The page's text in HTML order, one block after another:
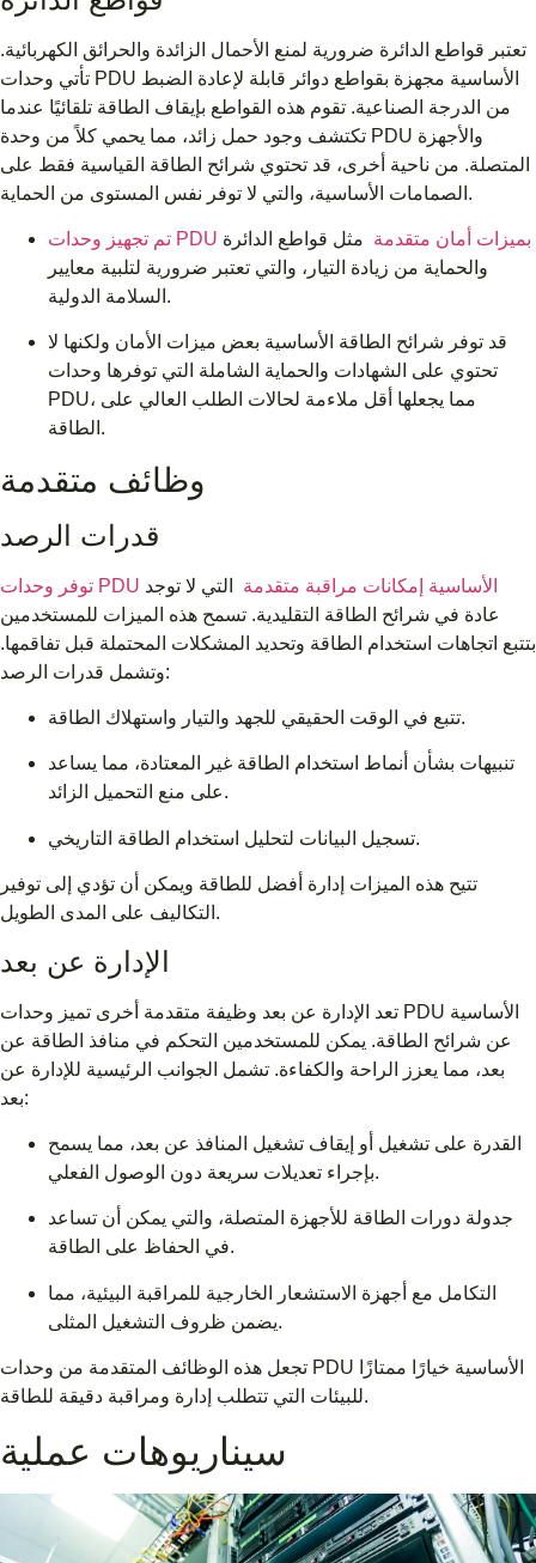
تعتبر قواطع الدائرة ضرورية لمنع الأحمال الزائدة والحرائق الكهربائية.
تأتي وحدات PDU الأساسية مجهزة بقواطع دوائر قابلة لإعادة الضبط
من الدرجة الصناعية. تقوم هذه القواطع بإيقاف الطاقة تلقائيًا عندما
تكتشف وجود حمل زائد، مما يحمي كلاً من وحدة PDU والأجهزة
المتصلة. من ناحية أخرى، قد تحتوي شرائح الطاقة القياسية فقط على
الصمامات الأساسية، والتي لا توفر نفس المستوى من الحماية.
تم تجهيز وحدات PDU بميزات أمان متقدمة مثل قواطع الدائرة
والحماية من زيادة التيار، والتي تعتبر ضرورية لتلبية معايير
السلامة الدولية.
قد توفر شرائح الطاقة الأساسية بعض ميزات الأمان ولكنها لا
تحتوي على الشهادات والحماية الشاملة التي توفرها وحدات
PDU، مما يجعلها أقل ملاءمة لحالات الطلب العالي على
الطاقة.
وظائف متقدمة
قدرات الرصد
توفر وحدات PDU الأساسية إمكانات مراقبة متقدمة
التي لا توجد
عادة في شرائح الطاقة التقليدية. تسمح هذه الميزات للمستخدمين
بتتبع اتجاهات استخدام الطاقة وتحديد المشكلات المحتملة قبل تفاقمها.
وتشمل قدرات الرصد:
تتبع في الوقت الحقيقي للجهد والتيار واستهلاك الطاقة.
تنبيهات بشأن أنماط استخدام الطاقة غير المعتادة، مما يساعد
على منع التحميل الزائد.
تسجيل البيانات لتحليل استخدام الطاقة التاريخي.
تتيح هذه الميزات إدارة أفضل للطاقة ويمكن أن تؤدي إلى توفير
التكاليف على المدى الطويل.
الإدارة عن بعد
تعد الإدارة عن بعد وظيفة متقدمة أخرى تميز وحدات PDU الأساسية
عن شرائح الطاقة. يمكن للمستخدمين التحكم في منافذ الطاقة عن
بعد، مما يعزز الراحة والكفاءة. تشمل الجوانب الرئيسية للإدارة عن
بعد:
القدرة على تشغيل أو إيقاف تشغيل المنافذ عن بعد، مما يسمح
بإجراء تعديلات سريعة دون الوصول الفعلي.
جدولة دورات الطاقة للأجهزة المتصلة، والتي يمكن أن تساعد
في الحفاظ على الطاقة.
التكامل مع أجهزة الاستشعار الخارجية للمراقبة البيئية، مما
يضمن ظروف التشغيل المثلى.
تجعل هذه الوظائف المتقدمة من وحدات PDU الأساسية خيارًا ممتازًا
للبيئات التي تتطلب إدارة ومراقبة دقيقة للطاقة.
سيناريوهات عملية